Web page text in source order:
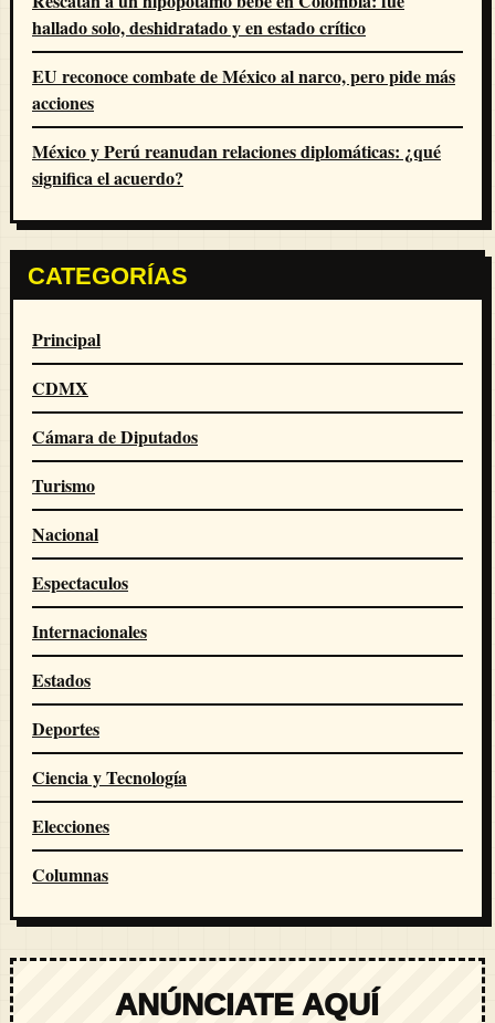
hallado solo, deshidratado y en estado crítico
EU reconoce combate de México al narco, pero pide más
acciones
México y Perú reanudan relaciones diplomáticas: ¿qué
significa el acuerdo?
CATEGORÍAS
Principal
CDMX
Cámara de Diputados
Turismo
Nacional
Espectaculos
Internacionales
Estados
Deportes
Ciencia y Tecnología
Elecciones
Columnas
ANÚNCIATE AQUÍ